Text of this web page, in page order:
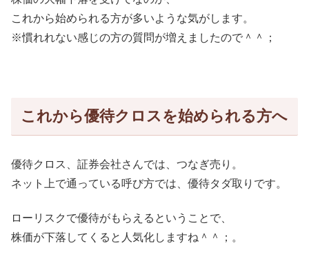
これから始められる方が多いような気がします。
※慣れれない感じの方の質問が増えましたので＾＾；
これから優待クロスを始められる方へ
優待クロス、証券会社さんでは、つなぎ売り。
ネット上で通っている呼び方では、優待タダ取りです。
ローリスクで優待がもらえるということで、
株価が下落してくると人気化しますね＾＾；。